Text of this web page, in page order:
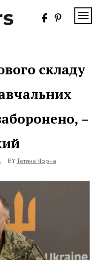
складу
–
BYТетяна Чорна